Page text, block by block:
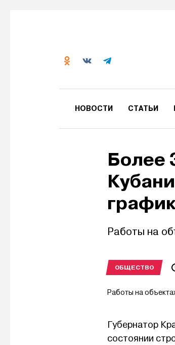
НОВОСТИ СТАТЬИ
Более
Работы на
ОБЩЕСТВО
Работы на
Губернатор
состоянии